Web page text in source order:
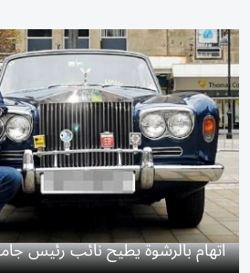
اتهام بالرشوة يطيح نائب رئيس